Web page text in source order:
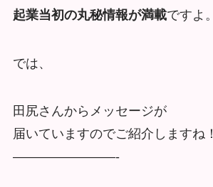
起業当初の丸秘情報が満載ですよ。
では、
田尻さんからメッセージが
届いていますのでご紹介しますね！
————————-